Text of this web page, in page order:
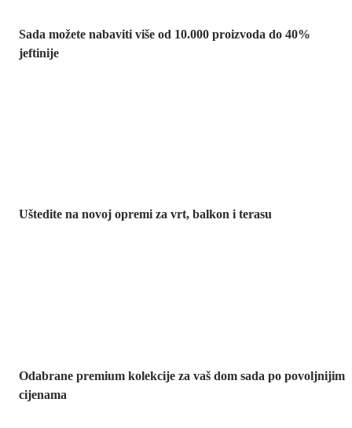
Sada možete nabaviti više od 10.000 proizvoda do 40%
jeftinije
Uštedite na novoj opremi za vrt, balkon i terasu
Odabrane premium kolekcije za vaš dom sada po povoljnijim
cijenama